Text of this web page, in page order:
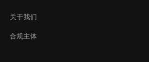
关于我们
合规主体